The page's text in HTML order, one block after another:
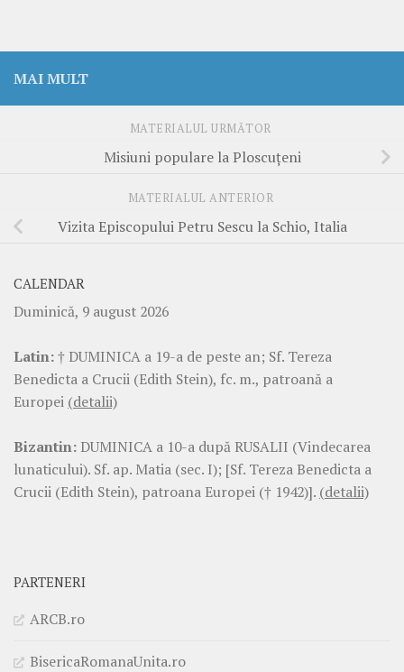
MAI MULT
MATERIALUL URMĂTOR
Misiuni populare la Ploscuțeni
MATERIALUL ANTERIOR
Vizita Episcopului Petru Sescu la Schio, Italia
CALENDAR
Duminică, 9 august 2026
Latin:† DUMINICA a 19-a de peste an; Sf. Tereza
Benedicta a Crucii (Edith Stein), fc. m., patroană a
Europei (detalii)
Bizantin: DUMINICA a 10-a după RUSALII (Vindecarea
lunaticului). Sf. ap. Matia (sec. I); [Sf. Tereza Benedicta a
Crucii (Edith Stein), patroana Europei († 1942)]. (detalii)
PARTENERI
ARCB.ro
BisericaRomanaUnita.ro